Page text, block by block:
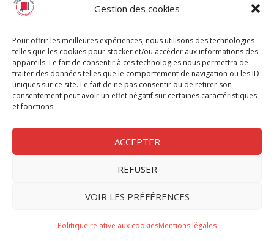
Gestion des cookies
Pour offrir les meilleures expériences, nous utilisons des technologies
telles que les cookies pour stocker et/ou accéder aux informations des
appareils. Le fait de consentir à ces technologies nous permettra de
traiter des données telles que le comportement de navigation ou les ID
uniques sur ce site. Le fait de ne pas consentir ou de retirer son
consentement peut avoir un effet négatif sur certaines caractéristiques
et fonctions.
ACCEPTER
REFUSER
VOIR LES PRÉFÉRENCES
Politique relative aux cookiesMentions légales
Chèque Intermittents
Chèque Compta
Chèque Emploi Spectacle
G-Pods
Profession Audio-visuel
Nous contacter